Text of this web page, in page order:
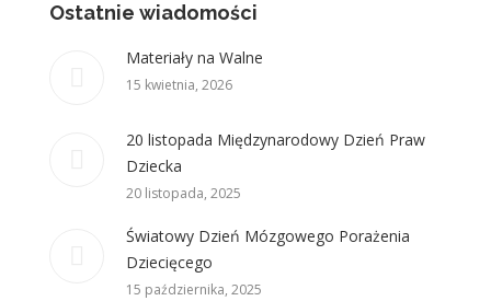
Ostatnie wiadomości
Materiały na Walne
15 kwietnia, 2026
20 listopada Międzynarodowy Dzień Praw
Dziecka
20 listopada, 2025
Światowy Dzień Mózgowego Porażenia
Dziecięcego
15 października, 2025